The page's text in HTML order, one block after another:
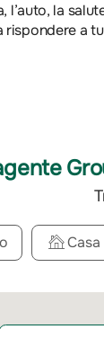
l’auto, la
a
Casa